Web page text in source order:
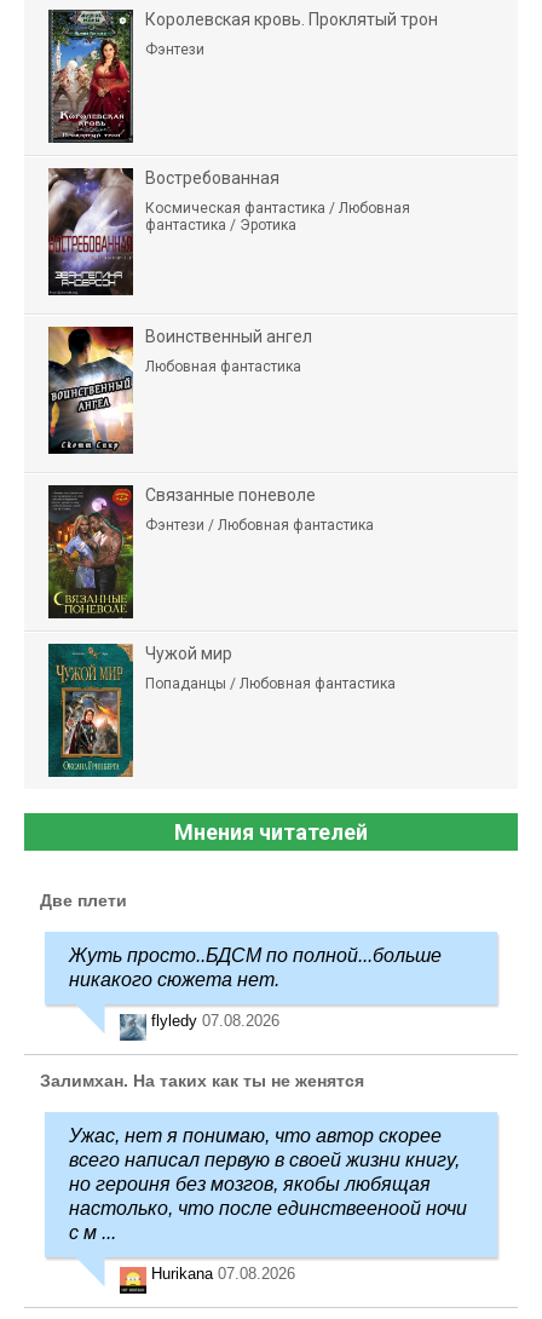
Королевская кровь. Проклятый трон
Фэнтези
Востребованная
Космическая фантастика / Любовная
фантастика / Эротика
Воинственный ангел
Любовная фантастика
Связанные поневоле
Фэнтези / Любовная фантастика
Чужой мир
Попаданцы / Любовная фантастика
Мнения читателей
Две плети
Жуть просто..БДСМ по полной...больше
никакого сюжета нет.
flyledy 07.08.2026
Залимхан. На таких как ты не женятся
Ужас, нет я понимаю, что автор скорее
всего написал первую в своей жизни книгу,
но героиня без мозгов, якобы любящая
настолько, что после единствееноой ночи
с м ...
Hurikana 07.08.2026